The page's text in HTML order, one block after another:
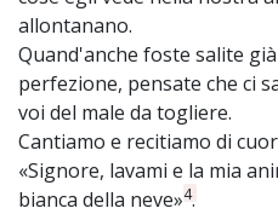
allontanano.
Quand'anche foste salite
perfezione, pensate che ci
voi del male da togliere.
Cantiamo e recitiamo di
«Signore, lavami e la mia
bianca della neve»4.